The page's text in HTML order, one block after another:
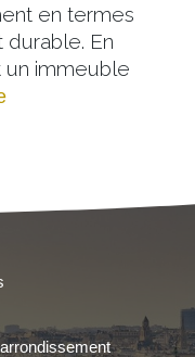
en termes
En
immeuble